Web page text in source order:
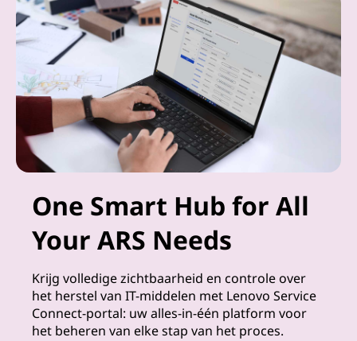
One Smart Hub for All
Your ARS Needs
Krijg volledige zichtbaarheid en controle over
het herstel van IT-middelen met Lenovo Service
Connect-portal: uw alles-in-één platform voor
het beheren van elke stap van het proces.